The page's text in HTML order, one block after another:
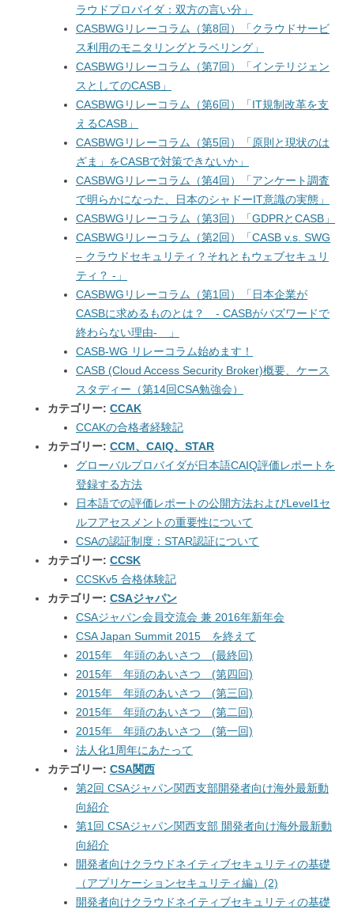
ラウドプロバイダ：双方の言い分」
CASBWGリレーコラム（第8回）「クラウドサービ
ス利用のモニタリングとラベリング」
CASBWGリレーコラム（第7回）「インテリジェン
スとしてのCASB」
CASBWGリレーコラム（第6回）「IT規制改革を支
えるCASB」
CASBWGリレーコラム（第5回）「原則と現状のは
ざま」をCASBで対策できないか」
CASBWGリレーコラム（第4回）「アンケート調査
で明らかになった、日本のシャドーIT意識の実態」
CASBWGリレーコラム（第3回）「GDPRとCASB」
CASBWGリレーコラム（第2回）「CASB v.s. SWG
– クラウドセキュリティ？それともウェブセキュリ
ティ？ -」
CASBWGリレーコラム（第1回）「日本企業が
CASBに求めるものとは？ - CASBがバズワードで
終わらない理由- 」
CASB-WG リレーコラム始めます！
CASB (Cloud Access Security Broker)概要、ケース
スタディー（第14回CSA勉強会）
カテゴリー: CCAK
CCAKの合格者経験記
カテゴリー: CCM、CAIQ、STAR
グローバルプロバイダが日本語CAIQ評価レポートを
登録する方法
日本語での評価レポートの公開方法およびLevel1セ
ルフアセスメントの重要性について
CSAの認証制度：STAR認証について
カテゴリー: CCSK
CCSKv5 合格体験記
カテゴリー: CSAジャパン
CSAジャパン会員交流会 兼 2016年新年会
CSA Japan Summit 2015 を終えて
2015年 年頭のあいさつ (最終回)
2015年 年頭のあいさつ (第四回)
2015年 年頭のあいさつ (第三回)
2015年 年頭のあいさつ (第二回)
2015年 年頭のあいさつ (第一回)
法人化1周年にあたって
カテゴリー: CSA関西
第2回 CSAジャパン関西支部開発者向け海外最新動
向紹介
第1回 CSAジャパン関西支部 開発者向け海外最新動
向紹介
開発者向けクラウドネイティブセキュリティの基礎
（アプリケーションセキュリティ編）(2)
開発者向けクラウドネイティブセキュリティの基礎